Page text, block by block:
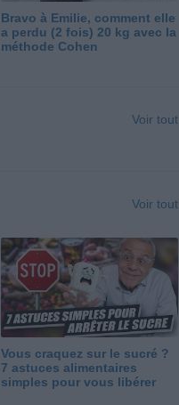
Bravo à Emilie, comment elle
a perdu (2 fois) 20 kg avec la
méthode Cohen
Voir tout
Voir tout
Vous craquez sur le sucré ?
7 astuces alimentaires
simples pour vous libérer